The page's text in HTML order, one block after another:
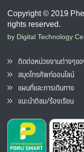
Copyright © 2019
rights reserved.
by Digital Technology
ติดต่อหน่วยงานต่างๆข
สมุดโทรศัพท์ออนไลน์
แผนที่และการเดินทาง
แนะนำติชม/ร้องเรียน